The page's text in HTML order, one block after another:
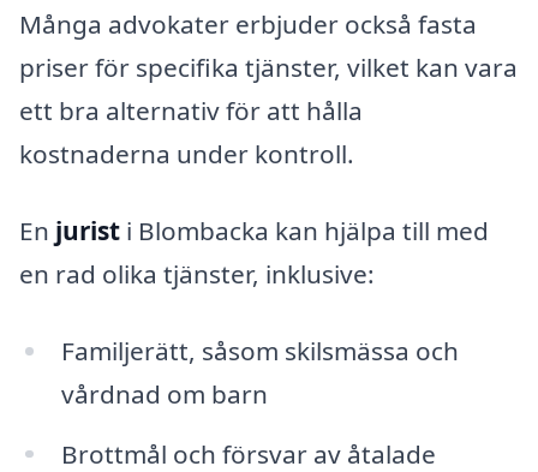
Många advokater erbjuder också fasta
priser för specifika tjänster, vilket kan vara
ett bra alternativ för att hålla
kostnaderna under kontroll.
En jurist i Blombacka kan hjälpa till med
en rad olika tjänster, inklusive:
Familjerätt, såsom skilsmässa och
vårdnad om barn
Brottmål och försvar av åtalade